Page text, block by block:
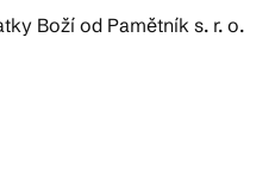
Boží od Pamětník s. r. o.